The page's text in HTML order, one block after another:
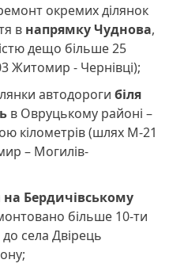
окремих ділянок
в напрямку Чуднова,
дещо більше 25
Житомир - Чернівці);
автодороги біля
в Овруцькому районі –
кілометрів (шлях М-21
– Могилів-
на Бердичівському
більше 10-ти
села Двірець